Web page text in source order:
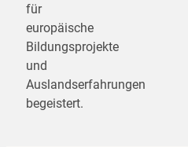
für
europäische
Bildungsprojekte
und
Auslandserfahrungen
begeistert.